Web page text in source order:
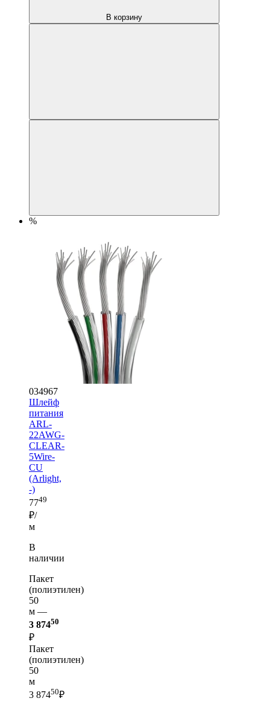
В корзину
%
034967
Шлейф
питания
ARL-
22AWG-
CLEAR-
5Wire-
CU
(Arlight,
-)
7749
₽/
м
В
наличии
Пакет
(полиэтилен)
50
м —
3 87450
₽
Пакет
(полиэтилен)
50
м
3 87450₽